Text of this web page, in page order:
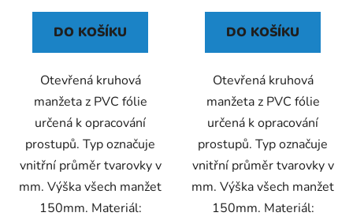
z
DO KOŠÍKU
Otevřená kruhová
manžeta z PVC fólie
určená k opracování
prostupů. Typ označuje
vnitřní průměr tvarovky v
mm. Výška všech manžet
150mm. Materiál:
z
DO KOŠÍKU
Otevřená kruhová
manžeta z PVC fólie
určená k opracování
prostupů. Typ označuje
vnitřní průměr tvarovky v
mm. Výška všech manžet
150mm. Materiál: